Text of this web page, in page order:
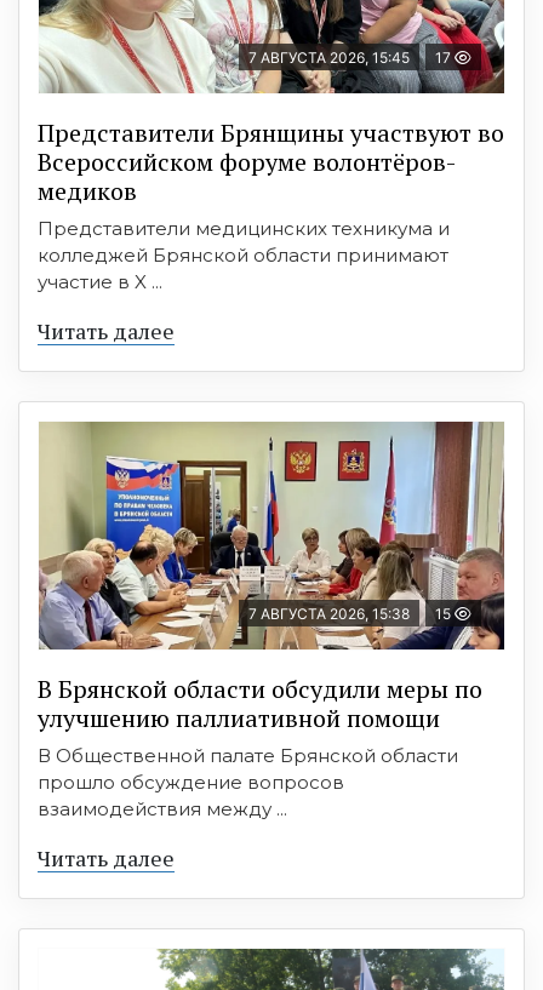
7 АВГУСТА 2026, 15:45 17
Представители Брянщины участвуют во
Всероссийском форуме волонтёров-
медиков
Представители медицинских техникума и
колледжей Брянской области принимают
участие в X ...
Читать далее
7 АВГУСТА 2026, 15:38 15
В Брянской области обсудили меры по
улучшению паллиативной помощи
В Общественной палате Брянской области
прошло обсуждение вопросов
взаимодействия между ...
Читать далее